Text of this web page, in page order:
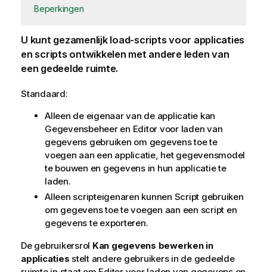
Beperkingen
U kunt gezamenlijk load-scripts voor applicaties
en scripts ontwikkelen met andere leden van
een gedeelde ruimte.
Standaard:
Alleen de eigenaar van de applicatie kan
Gegevensbeheeren Editor voor laden van
gegevens gebruiken om gegevens toe te
voegen aan een applicatie, het gegevensmodel
te bouwen en gegevens in hun applicatie te
laden.
Alleen scripteigenaren kunnen Script gebruiken
om gegevens toe te voegen aan een script en
gegevens te exporteren.
De gebruikersrol Kan gegevens bewerken in
applicaties stelt andere gebruikers in de gedeelde